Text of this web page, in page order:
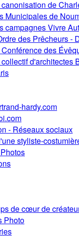
canonisation de
Municipales de
campagnes Vivre
des Prêcheurs -
des
d'architectes
hardy.com
- Réseaux sociaux
styliste-
de cœur de
Photo